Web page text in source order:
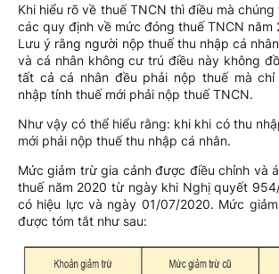
Khi hiểu rõ về thuế TNCN thì điều mà
các quy định về mức đóng thuế TNCN năm
Lưu ý rằng người nộp thuế thu nhập cá
và cá nhân không cư trú điều này không
tất cả cá nhân đều phải nộp thuế mà
nhập tính thuế mới phải nộp thuế TNCN.
Như vậy có thể hiểu rằng: khi khi có thu
mới phải nộp thuế thu nhập cá nhân.
Mức giảm trừ gia cảnh được điều chỉnh và
thuế năm 2020 từ ngày khi Nghị quyết
có hiệu lực và ngày 01/07/2020. Mức
được tóm tắt như sau: